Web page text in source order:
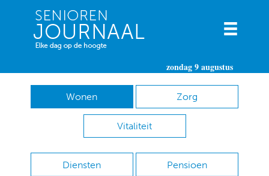
zondag 9 augustus
Wonen Zorg
Vitaliteit
Diensten Pensioen